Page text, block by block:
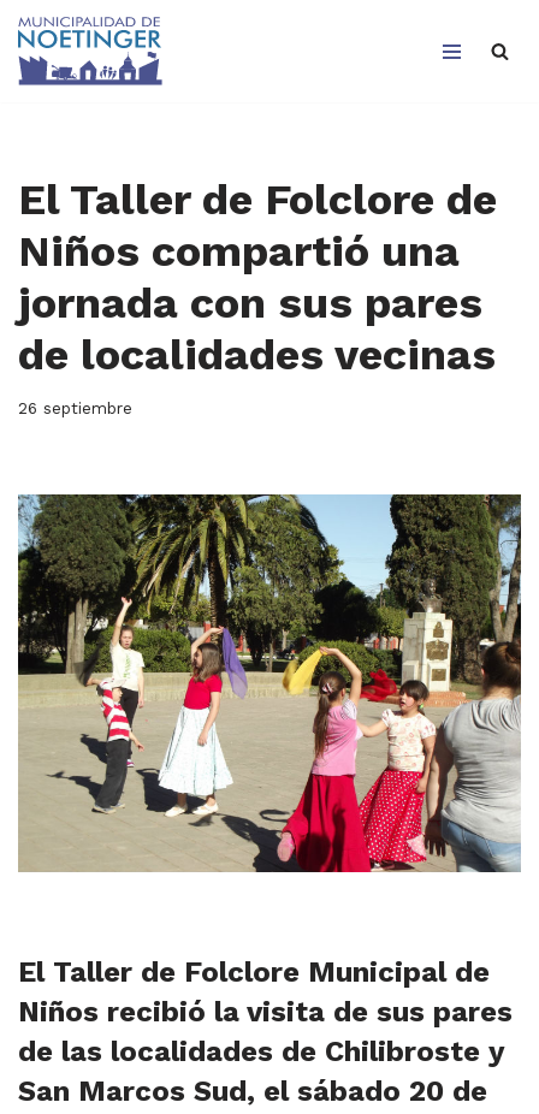
Saltar
El Taller de Folclore de
Niños compartió una
jornada con sus pares
de localidades vecinas
26 septiembre
El Taller de Folclore Municipal de
Niños recibió la visita de sus pares
de las localidades de Chilibroste y
San Marcos Sud, el sábado 20 de